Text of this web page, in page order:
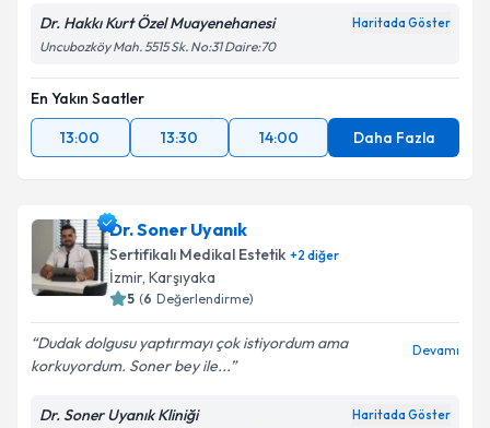
Dr. Hakkı Kurt Özel Muayenehanesi Haritada Göster
Uncubozköy Mah. 5515 Sk. No:31 Daire:70
En Yakın Saatler
13:00
13:30 14:00 Daha Fazla
Dr. Soner Uyanık
Sertifikalı Medikal Estetik +2 diğer
İzmir, Karşıyaka
5 (6 Değerlendirme)
Dudak dolgusu yaptırmayı çok istiyordum ama
korkuyordum. Soner bey ile...
Devamı
Dr. Soner Uyanık Kliniği Haritada Göster